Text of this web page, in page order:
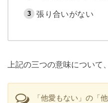
張り合いがない
上記の三つの意味について
「他愛もない」の「